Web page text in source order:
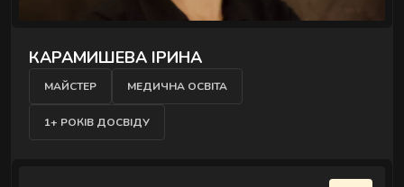
КАРАМИШЕВА ІРИНА
МАЙСТЕР МЕДИЧНА ОСВІТА
1+ РОКІВ ДОСВІДУ
РИТУАЛИ ДЛЯ ОБЛИЧЧЯ
розслаблюють затиснуті м'язи й повертають
обличчю чіткий контур - без ін'єкцій і препаратів.